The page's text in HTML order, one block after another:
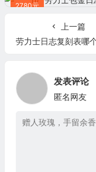
2780元
上一篇
劳力士日志复刻表哪个厂家好 ew厂日志
发表评论
匿名网友